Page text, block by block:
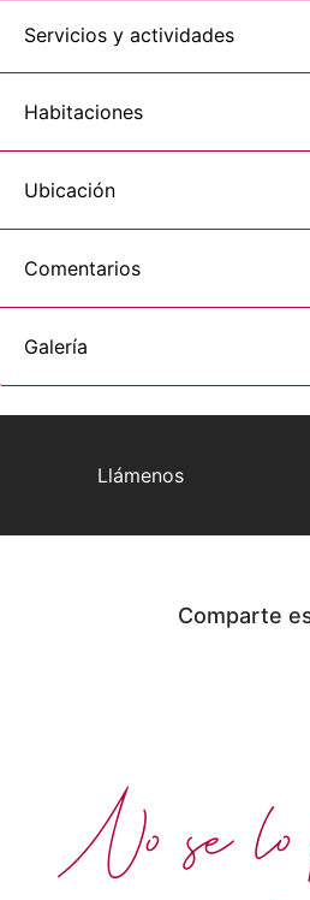
Servicios y actividades
Habitaciones
Ubicación
Comentarios
Galería
Llámenos
Comparte
No se